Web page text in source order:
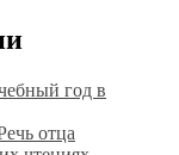
год в
отца